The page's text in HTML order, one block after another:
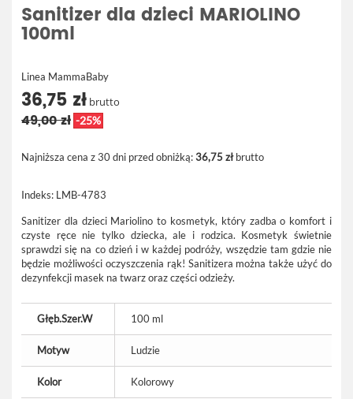
Sanitizer dla dzieci MARIOLINO
100ml
Linea MammaBaby
36,75 zł brutto
49,00 zł -25%
Najniższa cena z 30 dni przed obniżką:36,75 złbrutto
Indeks: LMB-4783
Sanitizer dla dzieci Mariolino to kosmetyk, który zadba o komfort i
czyste ręce nie tylko dziecka, ale i rodzica. Kosmetyk świetnie
sprawdzi się na co dzień i w każdej podróży, wszędzie tam gdzie nie
będzie możliwości oczyszczenia rąk! Sanitizera można także użyć do
dezynfekcji masek na twarz oraz części odzieży.
Głęb.Szer.W 100 ml
Motyw Ludzie
Kolor Kolorowy